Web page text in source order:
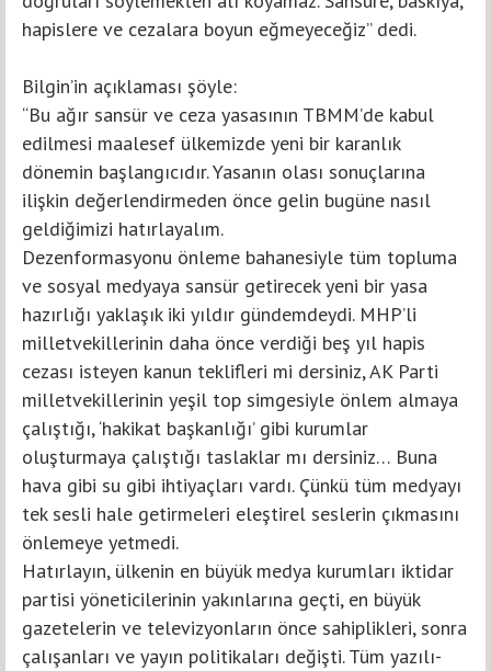
hapislere ve cezalara boyun eğmeyeceğiz” dedi.
Bilgin’in açıklaması şöyle:
“Bu ağır sansür ve ceza yasasının TBMM’de kabul
edilmesi maalesef ülkemizde yeni bir karanlık
dönemin başlangıcıdır. Yasanın olası sonuçlarına
ilişkin değerlendirmeden önce gelin bugüne nasıl
geldiğimizi hatırlayalım.
Dezenformasyonu önleme bahanesiyle tüm topluma
ve sosyal medyaya sansür getirecek yeni bir yasa
hazırlığı yaklaşık iki yıldır gündemdeydi. MHP’li
milletvekillerinin daha önce verdiği beş yıl hapis
cezası isteyen kanun teklifleri mi dersiniz, AK Parti
milletvekillerinin yeşil top simgesiyle önlem almaya
çalıştığı, ‘hakikat başkanlığı’ gibi kurumlar
oluşturmaya çalıştığı taslaklar mı dersiniz… Buna
hava gibi su gibi ihtiyaçları vardı. Çünkü tüm medyayı
tek sesli hale getirmeleri eleştirel seslerin çıkmasını
önlemeye yetmedi.
Hatırlayın, ülkenin en büyük medya kurumları iktidar
partisi yöneticilerinin yakınlarına geçti, en büyük
gazetelerin ve televizyonların önce sahiplikleri, sonra
çalışanları ve yayın politikaları değişti. Tüm yazılı-